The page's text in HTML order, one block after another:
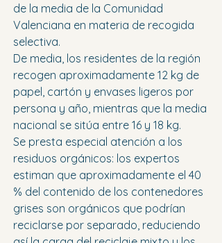
de la media de la Comunidad
Valenciana en materia de recogida
selectiva.
De media, los residentes de la región
recogen aproximadamente 12 kg de
papel, cartón y envases ligeros por
persona y año, mientras que la media
nacional se sitúa entre 16 y 18 kg.
Se presta especial atención a los
residuos orgánicos: los expertos
estiman que aproximadamente el 40
% del contenido de los contenedores
grises son orgánicos que podrían
reciclarse por separado, reduciendo